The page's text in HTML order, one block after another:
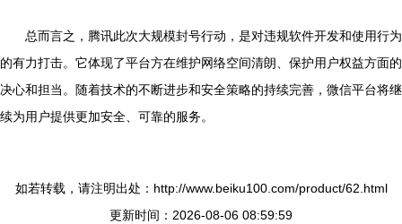
总而言之，腾讯此次大规模封号行动，是对违规软件开发和使用行为
的有力打击。它体现了平台方在维护网络空间清朗、保护用户权益方面的
决心和担当。随着技术的不断进步和安全策略的持续完善，微信平台将继
续为用户提供更加安全、可靠的服务。
如若转载，请注明出处：http://www.beiku100.com/product/62.html
更新时间：2026-08-06 08:59:59